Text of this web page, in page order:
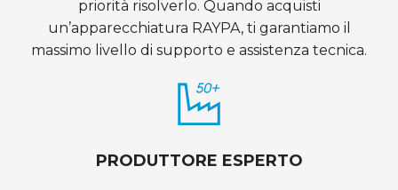
priorità risolverlo. Quando acquisti
un’apparecchiatura RAYPA, ti garantiamo il
massimo livello di supporto e assistenza tecnica.
PRODUTTORE ESPERTO